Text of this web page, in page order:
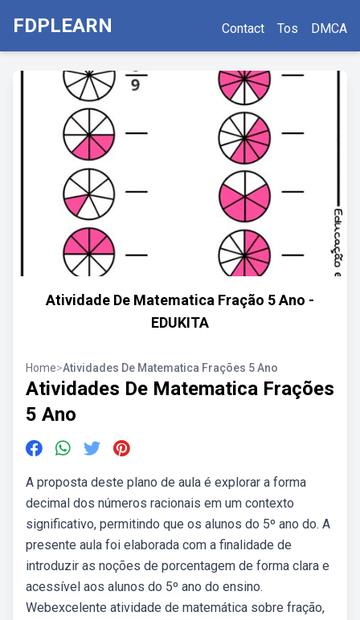
FDPLEARN Contact Tos DMCA
Atividade De Matematica Fração 5 Ano -
EDUKITA
Home>Atividades De Matematica Frações 5 Ano
Atividades De Matematica Frações
5 Ano
A proposta deste plano de aula é explorar a forma
decimal dos números racionais em um contexto
significativo, permitindo que os alunos do 5º ano do. A
presente aula foi elaborada com a finalidade de
introduzir as noções de porcentagem de forma clara e
acessível aos alunos do 5º ano do ensino.
Webexcelente atividade de matemática sobre fração,